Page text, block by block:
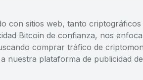
con sitios web, tanto
Bitcoin de confianza, nos
comprar tráfico de
nuestra plataforma de publicidad